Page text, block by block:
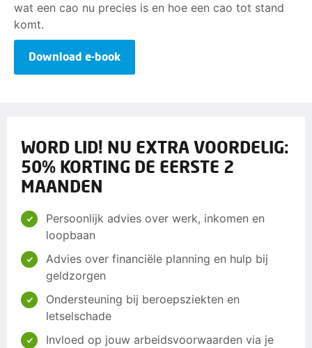
wat een cao nu precies is en hoe een cao tot stand
komt.
Download e-book
WORD LID! NU EXTRA VOORDELIG:
50% KORTING DE EERSTE 2
MAANDEN
Persoonlijk advies over werk, inkomen en
loopbaan
Advies over financiële planning en hulp bij
geldzorgen
Ondersteuning bij beroepsziekten en
letselschade
Invloed op jouw arbeidsvoorwaarden via je